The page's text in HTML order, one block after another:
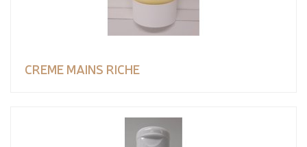
CREME MAINS RICHE